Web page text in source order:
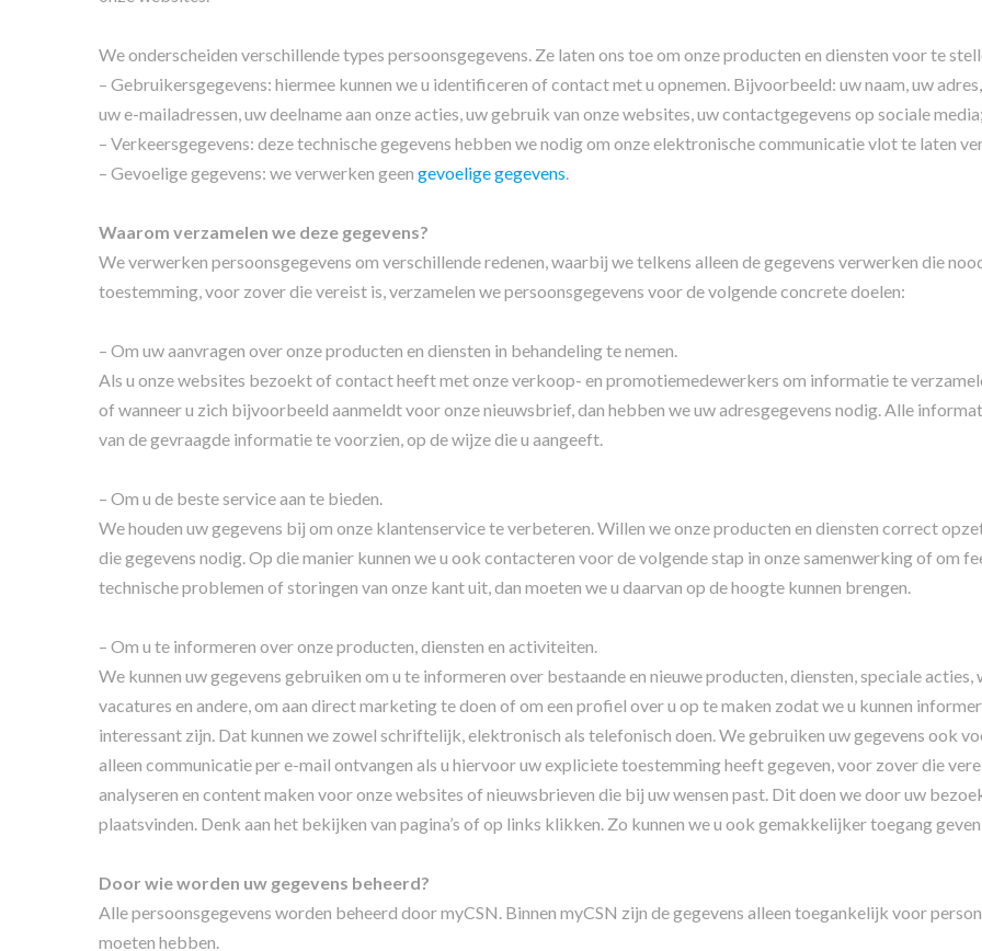
We onderscheiden verschillende types persoonsgegevens. Ze laten ons toe om onze producten en diensten voor te
– Gebruikersgegevens: hiermee kunnen we u identificeren of contact met u opnemen. Bijvoorbeeld: uw naam, uw
uw e-mailadressen, uw deelname aan onze acties, uw gebruik van onze websites, uw contactgegevens op sociale
– Verkeersgegevens: deze technische gegevens hebben we nodig om onze elektronische communicatie vlot te laten
– Gevoelige gegevens: we verwerken geen gevoelige gegevens.
Waarom verzamelen we deze gegevens?
We verwerken persoonsgegevens om verschillende redenen, waarbij we telkens alleen de gegevens verwerken die
toestemming, voor zover die vereist is, verzamelen we persoonsgegevens voor de volgende concrete doelen:
– Om uw aanvragen over onze producten en diensten in behandeling te nemen.
Als u onze websites bezoekt of contact heeft met onze verkoop- en promotiemedewerkers om informatie te
of wanneer u zich bijvoorbeeld aanmeldt voor onze nieuwsbrief, dan hebben we uw adresgegevens nodig. Alle
van de gevraagde informatie te voorzien, op de wijze die u aangeeft.
– Om u de beste service aan te bieden.
We houden uw gegevens bij om onze klantenservice te verbeteren. Willen we onze producten en diensten correct
die gegevens nodig. Op die manier kunnen we u ook contacteren voor de volgende stap in onze samenwerking of om
technische problemen of storingen van onze kant uit, dan moeten we u daarvan op de hoogte kunnen brengen.
– Om u te informeren over onze producten, diensten en activiteiten.
We kunnen uw gegevens gebruiken om u te informeren over bestaande en nieuwe producten, diensten, speciale
vacatures en andere, om aan direct marketing te doen of om een profiel over u op te maken zodat we u kunnen
interessant zijn. Dat kunnen we zowel schriftelijk, elektronisch als telefonisch doen. We gebruiken uw gegevens ook
alleen communicatie per e-mail ontvangen als u hiervoor uw expliciete toestemming heeft gegeven, voor zover die
analyseren en content maken voor onze websites of nieuwsbrieven die bij uw wensen past. Dit doen we door uw
plaatsvinden. Denk aan het bekijken van pagina’s of op links klikken. Zo kunnen we u ook gemakkelijker toegang
Door wie worden uw gegevens beheerd?
Alle persoonsgegevens worden beheerd door myCSN. Binnen myCSN zijn de gegevens alleen toegankelijk voor
moeten hebben.